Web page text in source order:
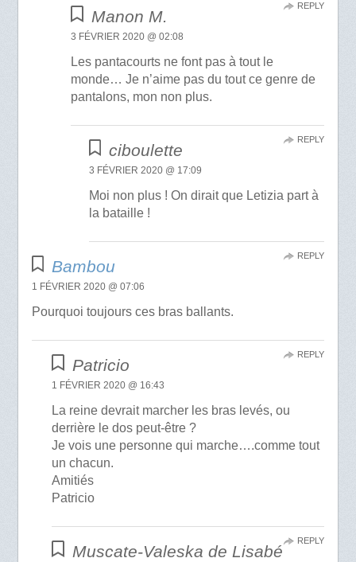
Manon M.
3 FÉVRIER 2020 @ 02:08
Les pantacourts ne font pas à tout le
monde… Je n’aime pas du tout ce genre de
pantalons, mon non plus.
REPLY
ciboulette
3 FÉVRIER 2020 @ 17:09
Moi non plus ! On dirait que Letizia part à
la bataille !
REPLY
Bambou
1 FÉVRIER 2020 @ 07:06
Pourquoi toujours ces bras ballants.
REPLY
Patricio
1 FÉVRIER 2020 @ 16:43
La reine devrait marcher les bras levés, ou
derrière le dos peut-être ?
Je vois une personne qui marche….comme tout
un chacun.
Amitiés
Patricio
REPLY
Muscate-Valeska de Lisabé
REPLY